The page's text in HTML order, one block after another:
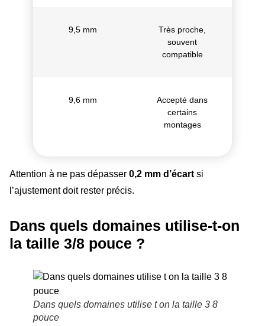
9,5 mm
Très proche,
souvent
compatible
9,6 mm
Accepté dans
certains
montages
Attention à ne pas dépasser 0,2 mm d’écart si
l’ajustement doit rester précis.
Dans quels domaines utilise-t-on
la taille 3/8 pouce ?
Dans quels domaines utilise t on la taille 3 8
pouce